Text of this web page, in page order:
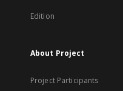
Edition
About Project
Project Participants